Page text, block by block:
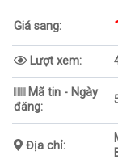
Giá sang:
Lượt xem:
Mã tin - Ngày
đăng:
Địa chỉ: